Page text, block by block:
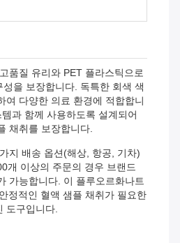
품질 유리와 PET 플라스틱으로
을 보장합니다. 독특한 회색 색
여 다양한 의료 환경에 적합합니
과 함께 사용하도록 설계되어
채취를 보장합니다.
지 배송 옵션(해상, 항공, 기차)
개 이상의 주문의 경우 브랜드
가능합니다. 이 플루오르화나트
정적인 혈액 샘플 채취가 필요한
도구입니다.